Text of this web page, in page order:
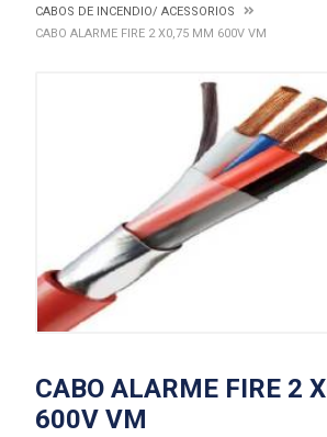
CABOS DE INCENDIO/ ACESSORIOS
CABO ALARME FIRE 2 X0,75 MM 600V VM
CABO ALARME FIRE 2
600V VM